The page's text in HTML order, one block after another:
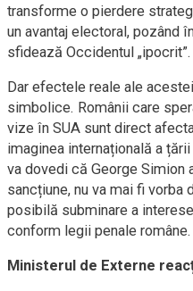
transforme o pierdere
un avantaj electoral, pozând
sfidează Occidentul „ipocrit”.
Dar efectele reale ale
simbolice. Românii care
vize în SUA sunt direct
imaginea internațională a
va dovedi că George Simion
sancțiune, nu va mai fi
posibilă subminare a
conform legii penale române.
Ministerul de Externe